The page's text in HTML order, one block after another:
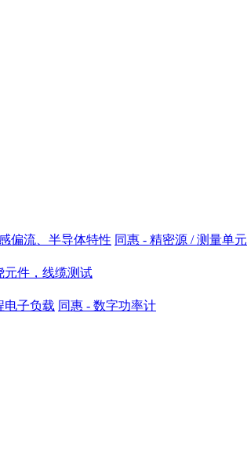
偏流、半导体特性 同惠 - 精密源 / 测量单元
元件，线缆测试
电子负载 同惠 - 数字功率计